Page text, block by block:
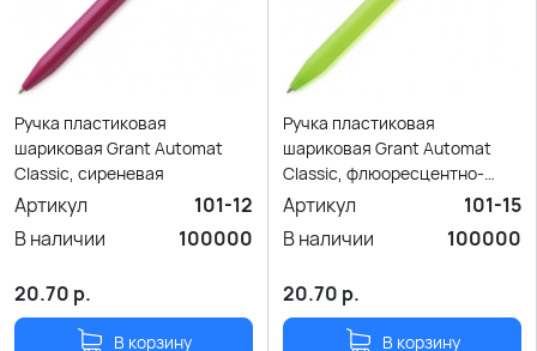
Ручка пластиковая
шариковая Grant Automat
Classic, сиреневая
Артикул
101-12
В наличии
100000
20.70 р.
В корзину
Ручка пластиковая
шариковая Grant Automat
Classic, флюоресцентно-
жёлтая
Артикул
101-15
В наличии
100000
20.70 р.
В корзину